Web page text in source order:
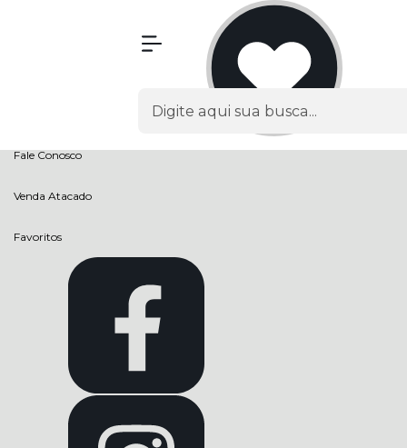
Fale Conosco
Venda Atacado
Favoritos